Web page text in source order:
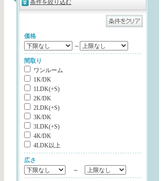
条件を絞り込む
価格
～
間取り
ワンルーム
1K/DK
1LDK(+S)
2K/DK
2LDK(+S)
3K/DK
3LDK(+S)
4K/DK
4LDK以上
広さ
～